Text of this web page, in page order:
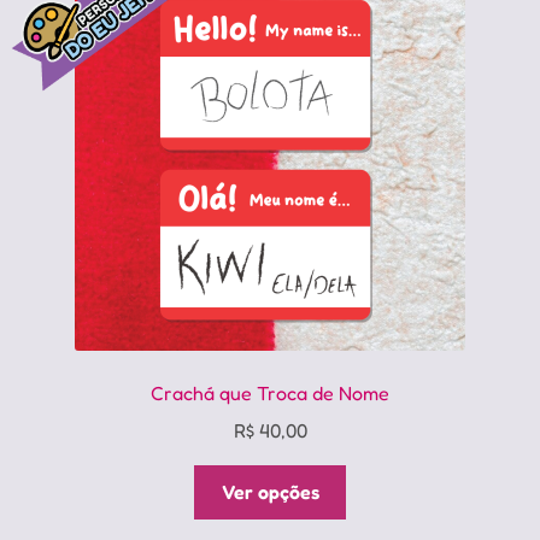
opções
podem
ser
escolhidas
na
página
produto
Crachá que Troca de Nome
R$40,00
Ver opções